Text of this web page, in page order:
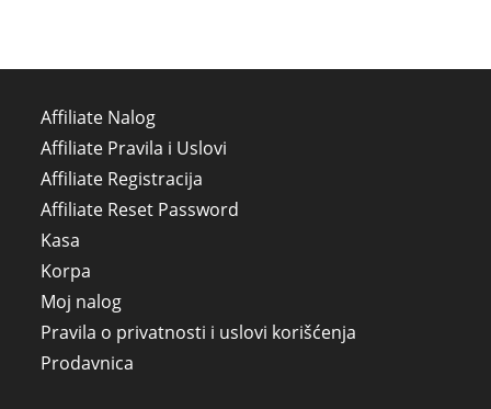
Affiliate Nalog
Affiliate Pravila i Uslovi
Affiliate Registracija
Affiliate Reset Password
Kasa
Korpa
Moj nalog
Pravila o privatnosti i uslovi korišćenja
Prodavnica